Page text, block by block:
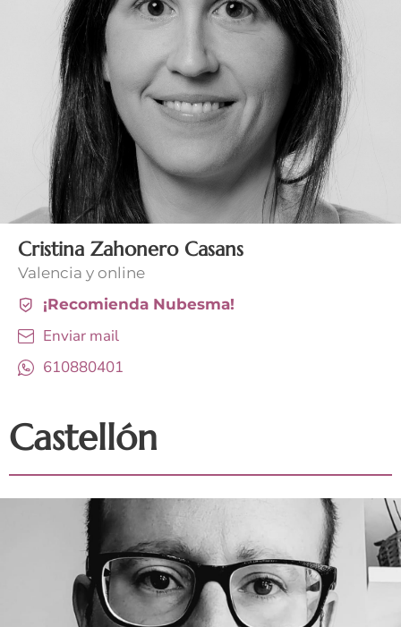
Cristina Zahonero Casans
Valencia y online
¡Recomienda Nubesma!
Enviar mail
610880401
Castellón